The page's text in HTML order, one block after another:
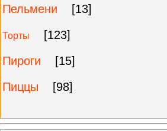
Пельмени
[13]
Торты
[123]
Пироги
[15]
Пиццы
[98]